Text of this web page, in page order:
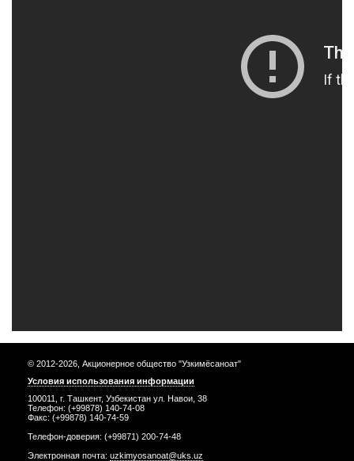
© 2012-2026, Акционерное общество "Узкимёсаноат"
Условия использования информации
100011, г. Ташкент, Узбекистан ул. Навои, 38
Телефон: (+99878) 140-74-08
Факс: (+99878) 140-74-59
Телефон-доверия: (+99871) 200-74-48
Электронная почта: uzkimyosanoat@uks.uz